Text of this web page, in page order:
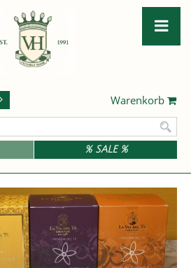
Warenkorb
% SALE %